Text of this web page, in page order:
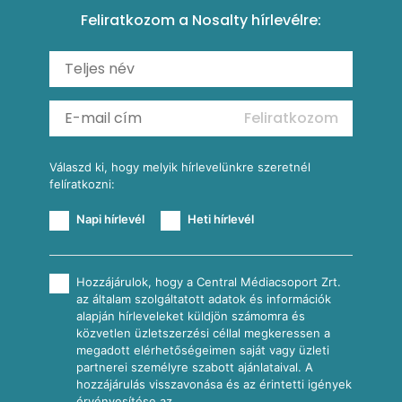
Carbonara
Shakshuka
Ratatouille
Mexikói húsleves kukorica salsával
Almás-kéksajtos kukoricasaláta
Köretek
Reggeli receptek
Feliratkozom a Nosalty hírlevélre:
Feliratkozom
Válaszd ki, hogy melyik hírlevelünkre szeretnél
felíratkozni:
Napi hírlevél Heti hírlevél
Hozzájárulok, hogy a Central Médiacsoport Zrt.
az általam szolgáltatott adatok és információk
alapján hírleveleket küldjön számomra és
közvetlen üzletszerzési céllal megkeressen a
megadott elérhetőségeimen saját vagy üzleti
partnerei személyre szabott ajánlataival. A
hozzájárulás visszavonása és az érintetti igények